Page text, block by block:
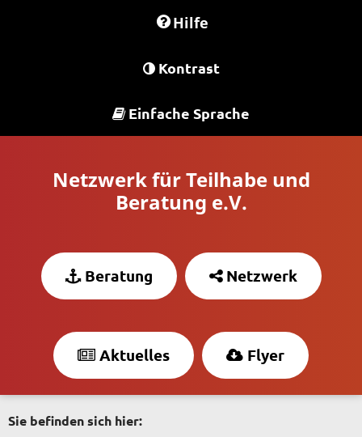
Hilfe
Kontrast
Einfache Sprache
Netzwerk für Teilhabe und
Beratung e.V.
Beratung Netzwerk
Aktuelles Flyer
Sie befinden sich hier: